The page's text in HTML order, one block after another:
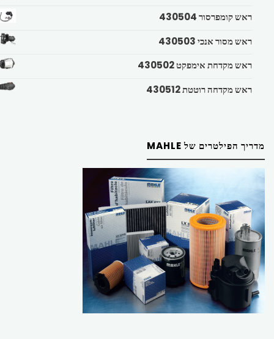
ראש קומפרסור 430504
ראש מסור אנכי 430503
ראש מקדחת אימפקט 430502
ראש מקדחה רוטטת 430512
מדריך הפילטרים של MAHLE